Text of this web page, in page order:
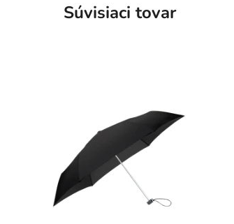
Súvisiaci tovar